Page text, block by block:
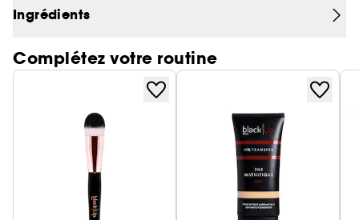
correcteurs black|Up.
Design moderne et ergonomique pour une
manipulation aisée, Poils denses pour une
couverture maximale avec une poudre
Tête large et arrondie pour une application
uniforme sur tout le visage
Ingrédients
Complétez votre routine